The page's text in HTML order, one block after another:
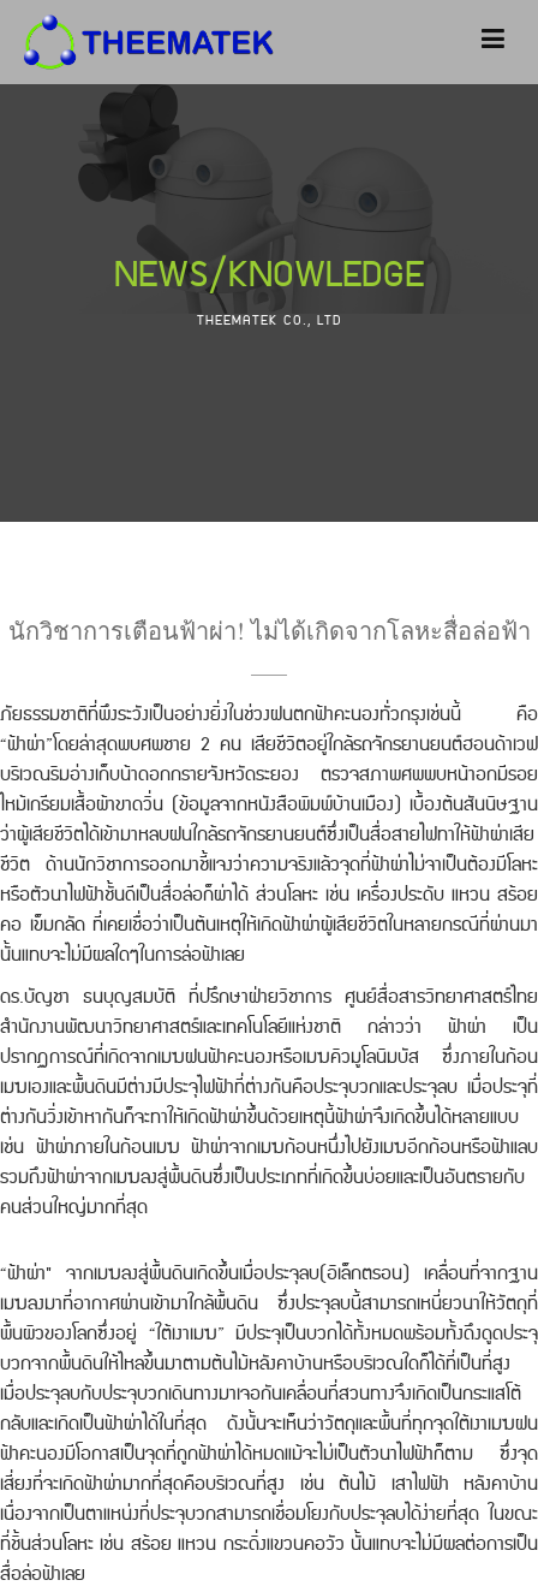
NEWS/KNOWLEDGE
THEEMATEK CO., LTD
นักวิชาการเตือนฟ้าผ่า! ไม่ได้เกิดจากโลหะสื่อล่อฟ้า
ภัยธรรมชาติที่พึงระวังเป็นอย่างยิ่งในช่วงฝนตกฟ้าคะนองทั่วกรุงเช่นนี้ คือ
“ฟ้าผ่า”โดยล่าสุดพบศพชาย 2 คน เสียชีวิตอยู่ใกล้รถจักรยานยนต์ฮอนด้าเวฟ
บริเวณริมอ่างเก็บน้าดอกกรายจังหวัดระยอง ตรวจสภาพศพพบหน้าอกมีรอย
ไหม้เกรียมเสื้อผ้าขาดวิ่น (ข้อมูลจากหนังสือพิมพ์บ้านเมือง) เบื้องต้นสันนิษฐาน
ว่าผู้เสียชีวิตได้เข้ามาหลบฝนใกล้รถจักรยานยนต์ซึ่งเป็นสื่อสายไฟทาให้ฟ้าผ่าเสีย
ชีวิต ด้านนักวิชาการออกมาชี้แจงว่าความจริงแล้วจุดที่ฟ้าผ่าไม่จาเป็นต้องมีโลหะ
หรือตัวนาไฟฟ้าชั้นดีเป็นสื่อล่อก็ผ่าได้ ส่วนโลหะ เช่น เครื่องประดับ แหวน สร้อย
คอ เข็มกลัด ที่เคยเชื่อว่าเป็นต้นเหตุให้เกิดฟ้าผ่าผู้เสียชีวิตในหลายกรณีที่ผ่านมา
นั้นแทบจะไม่มีผลใดๆในการล่อฟ้าเลย
ดร.บัญชา ธนบุญสมบัติ ที่ปรึกษาฝ่ายวิชาการ ศูนย์สื่อสารวิทยาศาสตร์ไทย
สำนักงานพัฒนาวิทยาศาสตร์และเทคโนโลยีแห่งชาติ กล่าวว่า ฟ้าผ่า เป็น
ปรากฏการณ์ที่เกิดจากเมฆฝนฟ้าคะนองหรือเมฆคิวมูโลนิมบัส ซึ่งภายในก้อน
เมฆเองและพื้นดินมีต่างมีประจุไฟฟ้าที่ต่างกันคือประจุบวกและประจุลบ เมื่อประจุที่
ต่างกันวิ่งเข้าหากันก็จะทาให้เกิดฟ้าผ่าขึ้นด้วยเหตุนี้ฟ้าผ่าจึงเกิดขึ้นได้หลายแบบ
เช่น ฟ้าผ่าภายในก้อนเมฆ ฟ้าผ่าจากเมฆก้อนหนึ่งไปยังเมฆอีกก้อนหรือฟ้าแลบ
รวมถึงฟ้าผ่าจากเมฆลงสู่พื้นดินซึ่งเป็นประเภทที่เกิดขึ้นบ่อยและเป็นอันตรายกับ
คนส่วนใหญ่มากที่สุด
“ฟ้าผ่า" จากเมฆลงสู่พื้นดินเกิดขึ้นเมื่อประจุลบ(อิเล็กตรอน) เคลื่อนที่จากฐาน
เมฆลงมาที่อากาศผ่านเข้ามาใกล้พื้นดิน ซึ่งประจุลบนี้สามารถเหนี่ยวนาให้วัตถุที่
พื้นผิวของโลกซึ่งอยู่ “ใต้เงาเมฆ” มีประจุเป็นบวกได้ทั้งหมดพร้อมทั้งดึงดูดประจุ
บวกจากพื้นดินให้ไหลขึ้นมาตามต้นไม้หลังคาบ้านหรือบริเวณใดก็ได้ที่เป็นที่สูง
เมื่อประจุลบกับประจุบวกเดินทางมาเจอกันเคลื่อนที่สวนทางจึงเกิดเป็นกระแสโต้
กลับและเกิดเป็นฟ้าผ่าได้ในที่สุด ดังนั้นจะเห็นว่าวัตถุและพื้นที่ทุกจุดใต้เงาเมฆฝน
ฟ้าคะนองมีโอกาสเป็นจุดที่ถูกฟ้าผ่าได้หมดแม้จะไม่เป็นตัวนาไฟฟ้าก็ตาม ซึ่งจุด
เสี่ยงที่จะเกิดฟ้าผ่ามากที่สุดคือบริเวณที่สูง เช่น ต้นไม้ เสาไฟฟ้า หลังคาบ้าน
เนื่องจากเป็นตาแหน่งที่ประจุบวกสามารถเชื่อมโยงกับประจุลบได้ง่ายที่สุด ในขณะ
ที่ชิ้นส่วนโลหะ เช่น สร้อย แหวน กระดิ่งแขวนคอวัว นั้นแทบจะไม่มีผลต่อการเป็น
สื่อล่อฟ้าเลย